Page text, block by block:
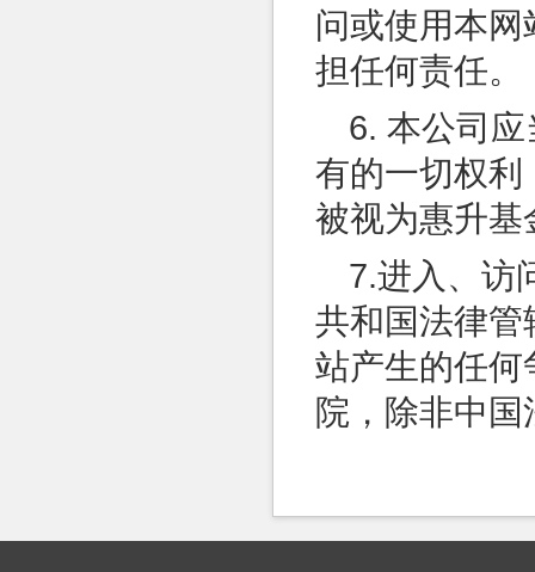
问或使用本
担任何责任。
6. 本公司
有的一切权利
被视为惠升基
7.进入、访
共和国法律管
站产生的任何
院，除非中